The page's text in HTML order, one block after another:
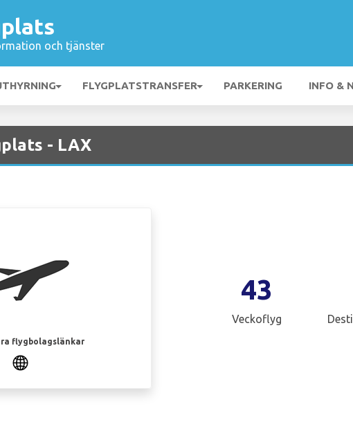
och tjänster
FLYGPLATSTRANSFER PARKERING INFO &
- LAX
flygbolagslänkar
43
Veckoflyg